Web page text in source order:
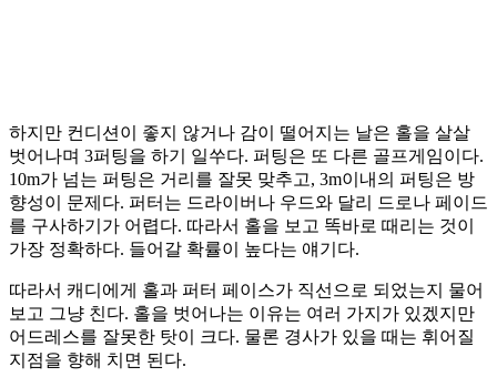
하지만 컨디션이 좋지 않거나 감이 떨어지는 날은 홀을 살살
벗어나며 3퍼팅을 하기 일쑤다. 퍼팅은 또 다른 골프게임이다.
10m가 넘는 퍼팅은 거리를 잘못 맞추고, 3m이내의 퍼팅은 방
향성이 문제다. 퍼터는 드라이버나 우드와 달리 드로나 페이드
를 구사하기가 어렵다. 따라서 홀을 보고 똑바로 때리는 것이
가장 정확하다. 들어갈 확률이 높다는 얘기다.
따라서 캐디에게 홀과 퍼터 페이스가 직선으로 되었는지 물어
보고 그냥 친다. 홀을 벗어나는 이유는 여러 가지가 있겠지만
어드레스를 잘못한 탓이 크다. 물론 경사가 있을 때는 휘어질
지점을 향해 치면 된다.